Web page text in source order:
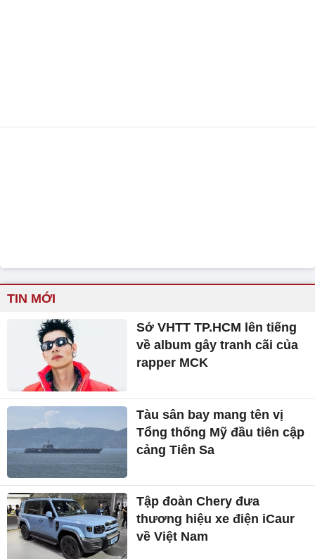
TIN MỚI
Sở VHTT TP.HCM lên tiếng
về album gây tranh cãi của
rapper MCK
Tàu sân bay mang tên vị
Tổng thống Mỹ đầu tiên cập
cảng Tiên Sa
Tập đoàn Chery đưa
thương hiệu xe điện iCaur
về Việt Nam